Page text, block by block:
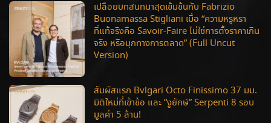
เปลือยบทสนทนาสุดเข้มข้นกับ Fabrizio
Buonamassa Stigliani เมื่อ “ความหรูหรา
ที่แท้จริงคือ Savoir-Faire ไม่ใช่การตั้งราคาเกิน
จริง หรือมุกทางการตลาด” (Full Uncut
Version)
สัมผัสแรก Bvlgari Octo Finissimo 37 มม.
มิติใหม่ที่เข้าข้อ และ “งูยักษ์” Serpenti 8 รอบ
มูลค่า 5 ล้าน!